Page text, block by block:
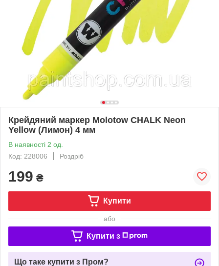
Крейдяний маркер Molotow CHALK Neon
Yellow (Лимон) 4 мм
В наявності 2 од.
Код: 228006
Роздріб
199 ₴
Купити
або
Купити з
Що таке купити з Пром?